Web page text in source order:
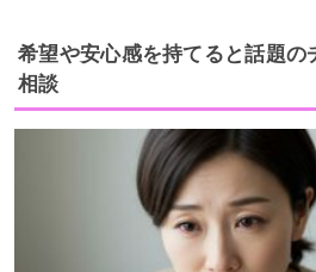
希望や安心感を持てると話題の
相談